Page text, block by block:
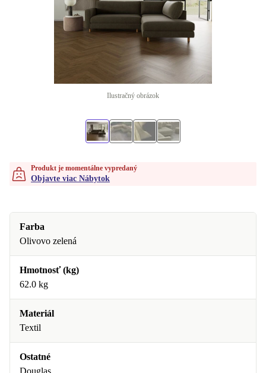
Ilustračný obrázok
Produkt je momentálne vypredaný
Objavte viac Nábytok
Farba
Olivovo zelená
Hmotnosť (kg)
62.0 kg
Materiál
Textil
Ostatné
Douglas